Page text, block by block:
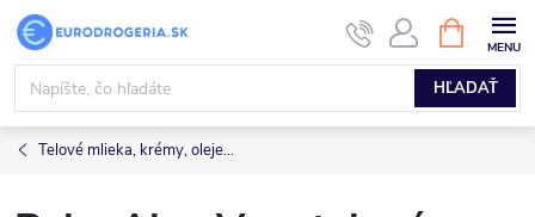
Prejsť
obsah
HĽADAŤ
KOŠÍK
Telové mlieka, krémy, oleje...